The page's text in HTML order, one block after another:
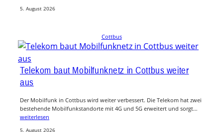
5. August 2026
Cottbus
Telekom baut Mobilfunknetz in Cottbus weiter
aus
Der Mobilfunk in Cottbus wird weiter verbessert. Die Telekom hat zwei
bestehende Mobilfunkstandorte mit 4G und 5G erweitert und sorgt…
weiterlesen
5. August 2026